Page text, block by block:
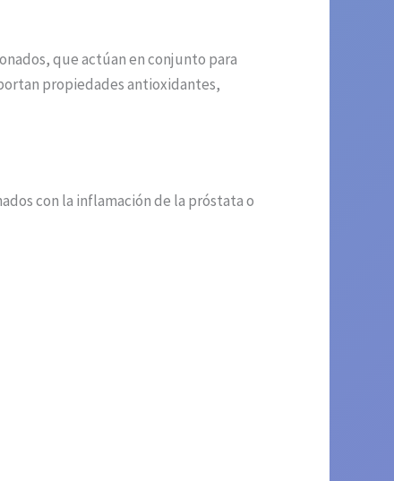
que actúan en conjunto para
propiedades antioxidantes,
con la inflamación de la próstata o